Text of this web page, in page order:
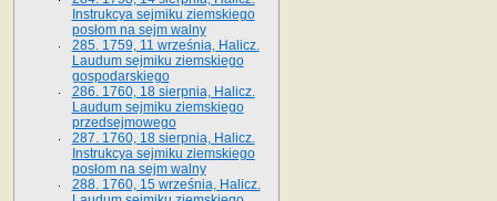
Instrukcya sejmiku ziemskiego
posłom na sejm walny
285. 1759, 11 września, Halicz.
Laudum sejmiku ziemskiego
gospodarskiego
286. 1760, 18 sierpnia, Halicz.
Laudum sejmiku ziemskiego
przedsejmowego
287. 1760, 18 sierpnia, Halicz.
Instrukcya sejmiku ziemskiego
posłom na sejm walny
288. 1760, 15 września, Halicz.